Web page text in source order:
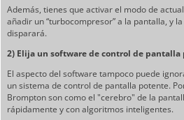
Además, tienes que activar el modo de
añadir un “turbocompresor” a la pantalla, y
disparará.
2) Elija un software de control de pantalla
El aspecto del software tampoco puede
un sistema de control de pantalla potente.
Brompton son como el "cerebro" de la
rápidamente y con algoritmos inteligentes.